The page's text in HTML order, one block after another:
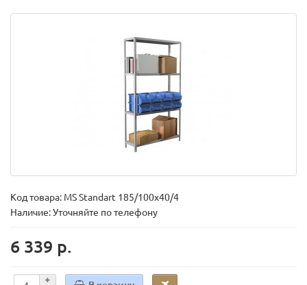
Код товара: MS Standart 185/100x40/4
Наличие: Уточняйте по телефону
6 339 р.